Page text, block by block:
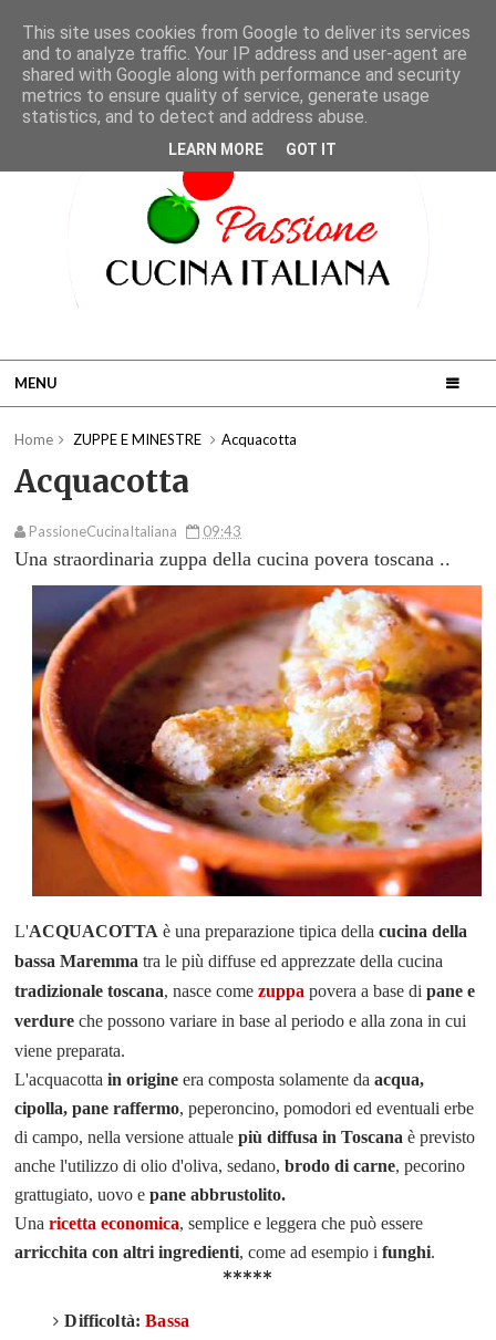
MENU
Home ZUPPE E MINESTRE Acquacotta
Acquacotta
PassioneCucinaItaliana 09:43
Una straordinaria zuppa dellacucina povera toscana ..
L'ACQUACOTTA è una preparazione tipica dellacucina della
bassa Maremma tra le piùdiffuse edapprezzate della cucina
tradizionale toscana,nasce comezuppa povera a base dipane e
verdure che possono variarein base al periodo e alla zona in cui
viene preparata.
L'acquacottain origine era composta solamente daacqua,
cipolla, pane raffermo, peperoncino, pomodori edeventuali erbe
di campo,nella versione attualepiù diffusa in Toscana è previsto
anche l'utilizzo di olio d'oliva, sedano,brodo di carne, pecorino
grattugiato, uovo epane abbrustolito.
Unaricetta economica, semplice e leggera che può essere
arricchita con altri ingredienti, come ad esempio ifunghi.
*****
Difficoltà:Bassa
This site uses cookies from Google to deliver its services
and to analyze traffic. Your IP address and user-agent are
shared with Google along with performance and security
metrics to ensure quality of service, generate usage
statistics, and to detect and address abuse.
LEARN MORE GOT IT